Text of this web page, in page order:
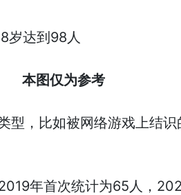
本图仅为参考
型，比如被网络游戏上结
年首次统计为65人，